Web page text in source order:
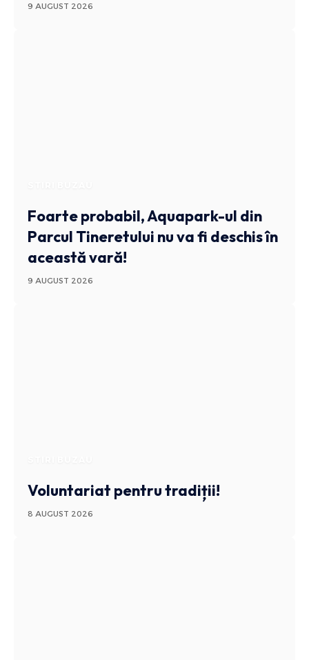
9 AUGUST 2026
Foarte probabil, Aquapark-ul din
Parcul Tineretului nu va fi deschis în
această vară!
9 AUGUST 2026
Voluntariat pentru tradiții!
8 AUGUST 2026